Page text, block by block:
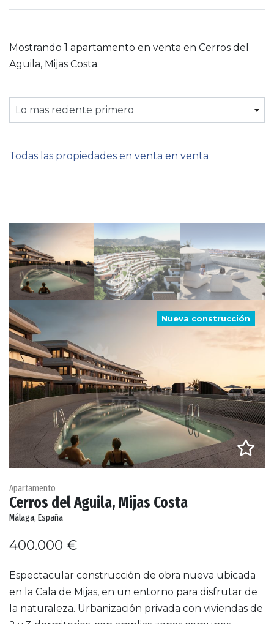
Mostrando 1 apartamento en venta en Cerros del
Aguila, Mijas Costa.
Lo mas reciente primero
Todas las propiedades en venta en venta
Nueva construcción
Apartamento
Cerros del Aguila, Mijas Costa
Málaga, España
400.000 €
Espectacular construcción de obra nueva ubicada
en la Cala de Mijas, en un entorno para disfrutar de
la naturaleza. Urbanización privada con viviendas de